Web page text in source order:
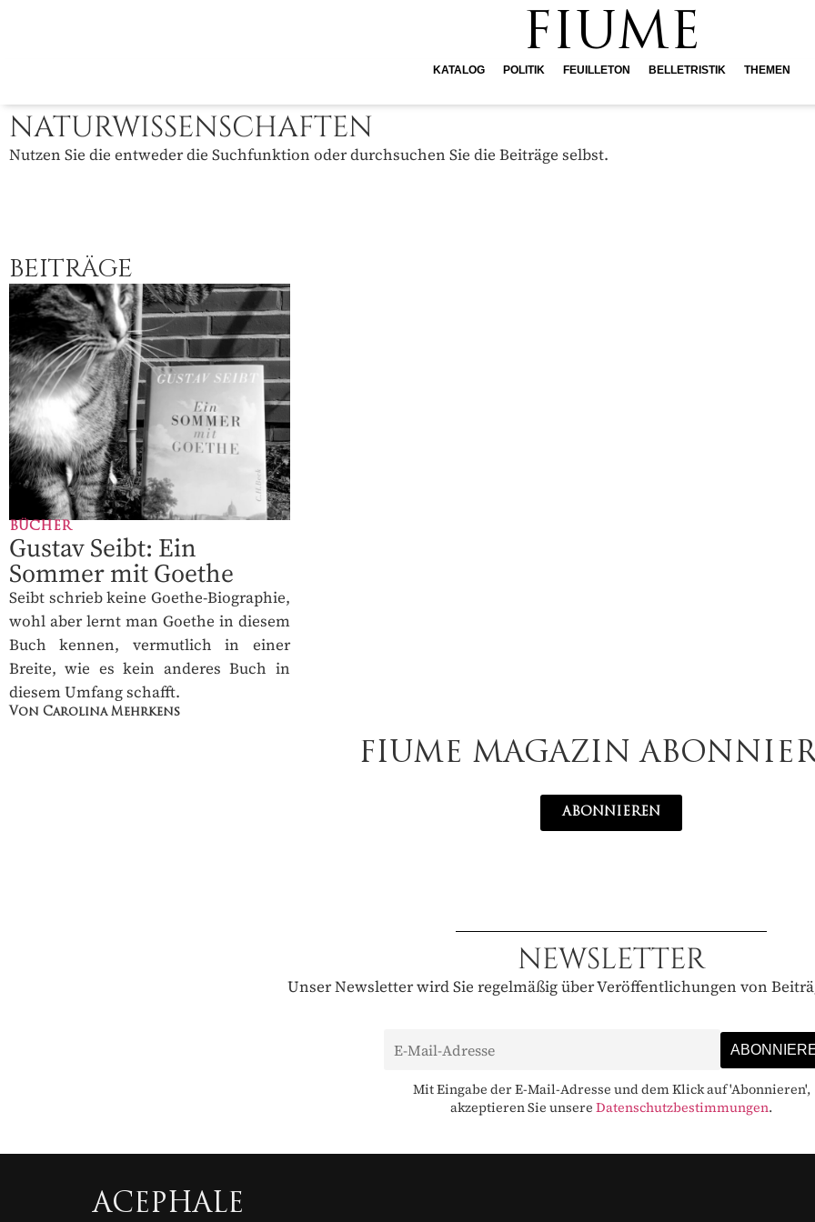
FIUME
KATALOG POLITIK FEUILLETON BELLETRISTIK THEMEN
NATURWISSENSCHAFTEN
Nutzen Sie die entweder die Suchfunktion oder durchsuchen Sie die Beiträge selbst.
BEITRÄGE
BÜCHER
Gustav Seibt: Ein
Sommer mit Goethe
Seibt schrieb keine Goethe-Biographie,
wohl aber lernt man Goethe in diesem
Buch kennen, vermutlich in einer
Breite, wie es kein anderes Buch in
diesem Umfang schafft.
Von Carolina Mehrkens
FIUME MAGAZIN
ABONNIEREN
NEWSLETTER
Unser Newsletter wird Sie regelmäßig über Veröffentlichungen von
Mit Eingabe der E-Mail-Adresse und dem Klick auf 'Abonnieren',
akzeptieren Sie unsere Datenschutzbestimmungen.
ACEPHALE